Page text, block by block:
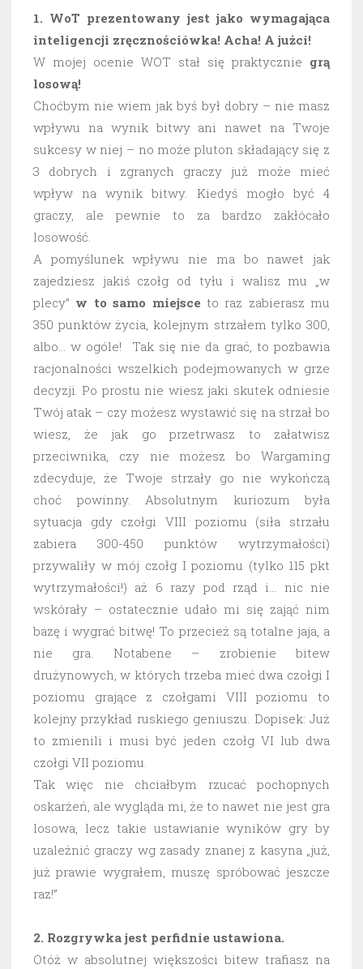
1. WoT prezentowany jest jako wymagająca
inteligencji zręcznościówka! Acha! A jużci!
W mojej ocenie WOT stał się praktycznie grą
losową!
Choćbym nie wiem jak byś był dobry – nie masz
wpływu na wynik bitwy ani nawet na Twoje
sukcesy w niej – no może pluton składający się z
3 dobrych i zgranych graczy już może mieć
wpływ na wynik bitwy. Kiedyś mogło być 4
graczy, ale pewnie to za bardzo zakłócało
losowość.
A pomyślunek wpływu nie ma bo nawet jak
zajedziesz jakiś czołg od tyłu i walisz mu „w
plecy” w to samo miejsce to raz zabierasz mu
350 punktów życia, kolejnym strzałem tylko 300,
albo… w ogóle! Tak się nie da grać, to pozbawia
racjonalności wszelkich podejmowanych w grze
decyzji. Po prostu nie wiesz jaki skutek odniesie
Twój atak – czy możesz wystawić się na strzał bo
wiesz, że jak go przetrwasz to załatwisz
przeciwnika, czy nie możesz bo Wargaming
zdecyduje, że Twoje strzały go nie wykończą
choć powinny. Absolutnym kuriozum była
sytuacja gdy czołgi VIII poziomu (siła strzału
zabiera 300-450 punktów wytrzymałości)
przywaliły w mój czołg I poziomu (tylko 115 pkt
wytrzymałości!) aż 6 razy pod rząd i… nic nie
wskórały – ostatecznie udało mi się zająć nim
bazę i wygrać bitwę! To przecież są totalne jaja, a
nie gra. Notabene – zrobienie bitew
drużynowych, w których trzeba mieć dwa czołgi I
poziomu grające z czołgami VIII poziomu to
kolejny przykład ruskiego geniuszu. Dopisek: Już
to zmienili i musi być jeden czołg VI lub dwa
czołgi VII poziomu.
Tak więc nie chciałbym rzucać pochopnych
oskarżeń, ale wygląda mi, że to nawet nie jest gra
losowa, lecz takie ustawianie wyników gry by
uzależnić graczy wg zasady znanej z kasyna „już,
już prawie wygrałem, muszę spróbować jeszcze
raz!”
2. Rozgrywka jest perfidnie ustawiona.
Otóż w absolutnej większości bitew trafiasz na